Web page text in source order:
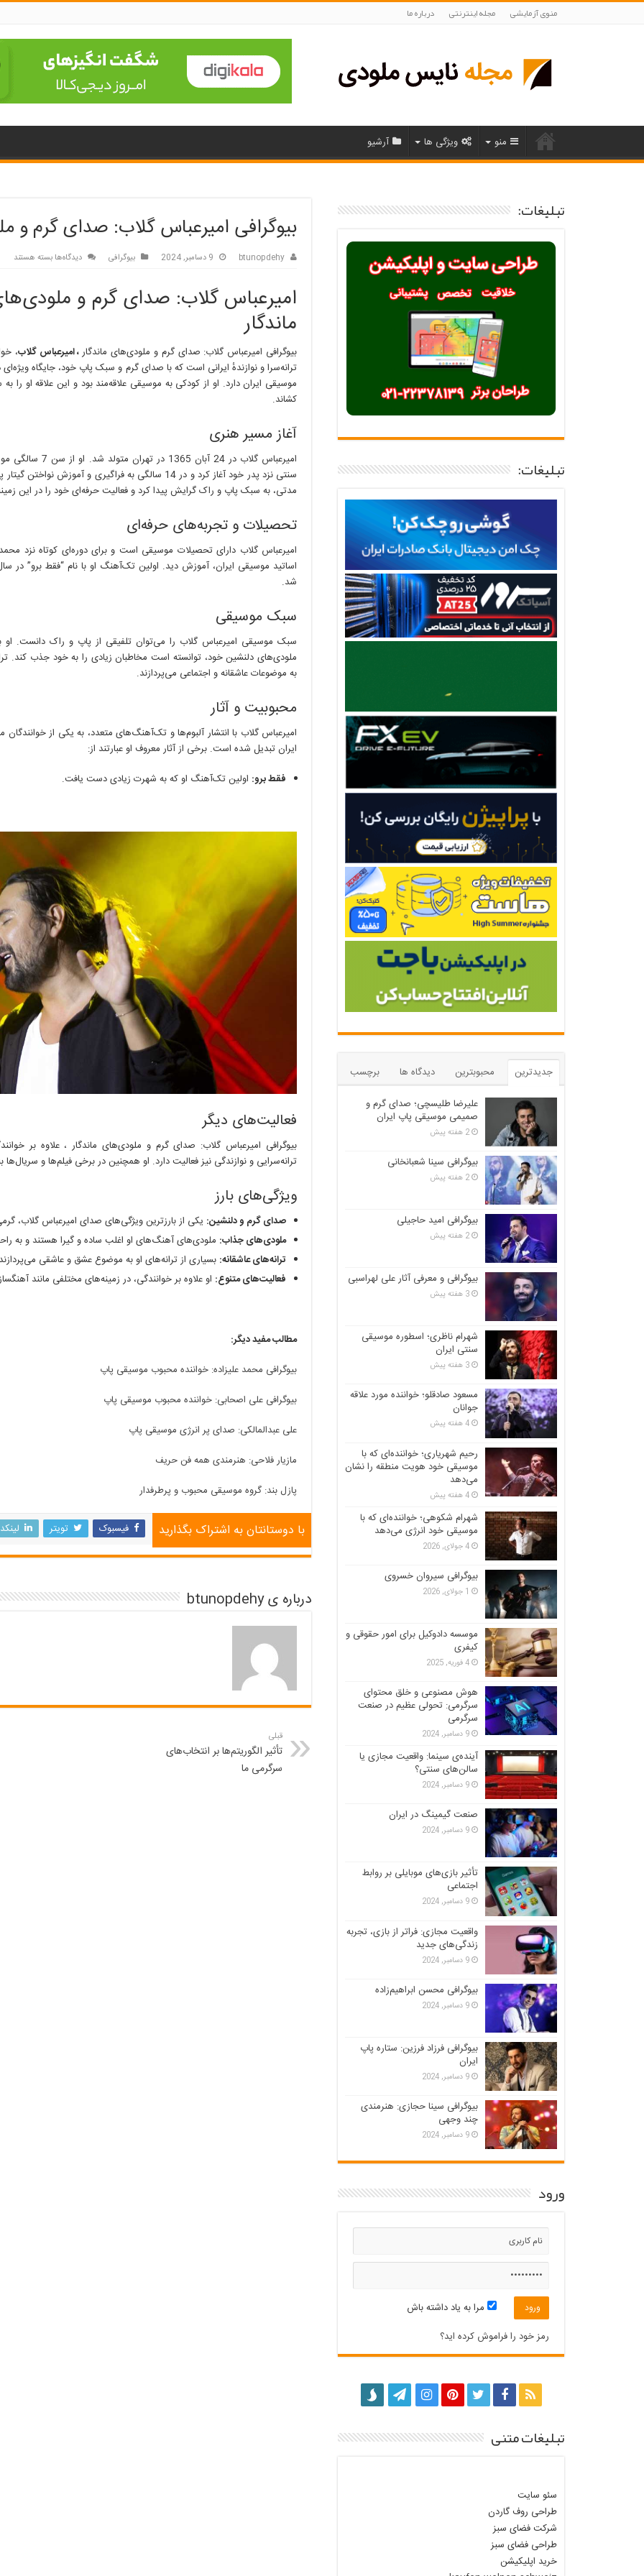
منوی آزمایشی مجله اینترنتی درباره ما
منو ویژگی ها آرشیو
بیوگرافی امیرعباس گلاب: صدای گرم و
btunopdehy 9 دسامبر, 2024 بیوگرافی دیدگاه‌ها برای
گلاب:
صدای
ملودی‌های
ماندگار
بسته هستند
امیرعباس گلاب: صدای گرم و
ماندگار
بیوگرافی امیرعباس گلاب: صدای گرم و ملودی‌های ماندگار، امیرعباس گلاب،
ترانه‌سرا و نوازندهٔ ایرانی است که با صدای گرم و سبک پاپ خود، جایگاه
موسیقی ایران دارد. او از کودکی به موسیقی علاقه‌مند بود و این علاقه او را
کشاند.
آغاز مسیر هنری
امیرعباس گلاب در 24 آبان 1365
سنتی نزد پدر خود آغاز کرد و در 14 سالگی به فراگیری و آموزش
مدتی، به سبک پاپ و راک گرایش پیدا کرد و فعالیت حرفه‌ای خود را در این
تحصیلات و تجربه‌های حرفه‌ای
امیرعباس گلاب دارای تحصیلات موسیقی است و برای دوره‌ای کوتاه نزد
شد.
سبک موسیقی
سبک موسیقی امیرعباس گلاب را می‌توان تلفیقی از پاپ و راک دانست. او
ملودی‌های دلنشین خود، توانسته است مخاطبان زیادی را به خود جذب کند.
به موضوعات عاشقانه و اجتماعی می‌پردازند.
محبوبیت و آثار
امیرعباس گلاب با انتشار آلبوم‌ها و تک‌آهنگ‌های متعدد، به یکی از
ایران تبدیل شده است. برخی از آثار معروف او عبارتند از:
فقط برو: اولین تک‌آهنگ او که به شهرت زیادی دست یافت.
فعالیت‌های دیگر
بیوگرافی امیرعباس گلاب: صدای گرم و ملودی‌های ماندگار ، علاوه بر
ترانه‌سرایی و نوازندگی نیز فعالیت دارد. او همچنین در برخی فیلم‌ها و
ویژگی‌های بارز
صدای گرم و دلنشین: یکی از بارزترین ویژگی‌های صدای امیرعباس گلاب،
ملودی‌های جذاب: ملودی‌های آهنگ‌های او اغلب ساده و گیرا هستند و به
ترانه‌های عاشقانه: بسیاری از ترانه‌های او به موضوع عشق و عاشقی
فعالیت‌های متنوع: او علاوه بر خوانندگی، در زمینه‌های مختلفی مانند
مطالب مفید دیگر:
بیوگرافی محمد علیزاده: خواننده محبوب موسیقی پاپ
بیوگرافی علی اصحابی: خواننده محبوب موسیقی پاپ
علی عبدالمالکی: صدای پر انرژی موسیقی پاپ
مازیار فلاحی: هنرمندی همه فن حریف
پازل بند: گروه موسیقی محبوب و پرطرفدار
با دوستانتان به اشتراک بگذارید فیسبوک تویتر
درباره ی btunopdehy
قبلی
تأثیر الگوریتم‌ها بر انتخاب‌های
سرگرمی ما
تبلیغات:
تبلیغات:
جدیدترین محبوبترین دیدگاه ها
برچسب
علیرضا طلیسچی؛ صدای گرم و
صمیمی موسیقی پاپ ایران
2 هفته پیش
بیوگرافی سینا شعبانخانی
2 هفته پیش
بیوگرافی امید حاجیلی
2 هفته پیش
بیوگرافی و معرفی آثار علی لهراسبی
3 هفته پیش
شهرام ناظری؛ اسطوره موسیقی
سنتی ایران
3 هفته پیش
مسعود صادقلو؛ خواننده مورد علاقه
جوانان
4 هفته پیش
رحیم شهریاری؛ خواننده‌ای که با
موسیقی خود هویت منطقه را نشان
می‌دهد
4 هفته پیش
شهرام شکوهی؛ خواننده‌ای که با
موسیقی خود انرژی می‌دهد
4 جولای, 2026
بیوگرافی سیروان خسروی
1 جولای, 2026
موسسه دادوکیل برای امور حقوقی و
کیفری
4 فوریه, 2025
هوش مصنوعی و خلق محتوای
سرگرمی: تحولی عظیم در صنعت
سرگرمی
9 دسامبر, 2024
آینده‌ی سینما: واقعیت مجازی یا
سالن‌های سنتی؟
9 دسامبر, 2024
صنعت گیمینگ در ایران
9 دسامبر, 2024
تأثیر بازی‌های موبایلی بر روابط
اجتماعی
9 دسامبر, 2024
واقعیت مجازی: فراتر از بازی، تجربه
زندگی‌های جدید
9 دسامبر, 2024
بیوگرافی محسن ابراهیم‌زاده
9 دسامبر, 2024
بیوگرافی فرزاد فرزین: ستاره پاپ
ایران
9 دسامبر, 2024
بیوگرافی سینا حجازی: هنرمندی
چند وجهی
9 دسامبر, 2024
ورود
مرا به یاد داشته باش
رمز خود را فراموش کرده اید؟
تبلیغات متنی
سئو سایت
طراحی روف گاردن
شرکت فضای سبز
طراحی فضای سبز
خرید اپلیکیشن